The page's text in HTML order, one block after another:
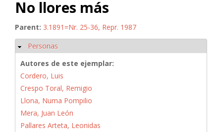
No llores más
Parent: 3.1891=Nr. 25-36, Repr. 1987
Ocultar
Personas
Autores de este ejemplar:
Cordero, Luis
Crespo Toral, Remigio
Llona, Numa Pompilio
Mera, Juan León
Pallares Arteta, Leonidas